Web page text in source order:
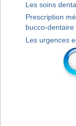
Les soins
Prescription
bucco-
Les urgences